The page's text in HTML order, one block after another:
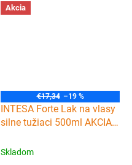
Akcia
€17,34 –19 %
INTESA Forte Lak na vlasy
silne tužiaci 500ml AKCIA
Skladom